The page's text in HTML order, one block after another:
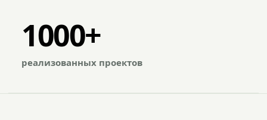
1000+
реализованных проектов